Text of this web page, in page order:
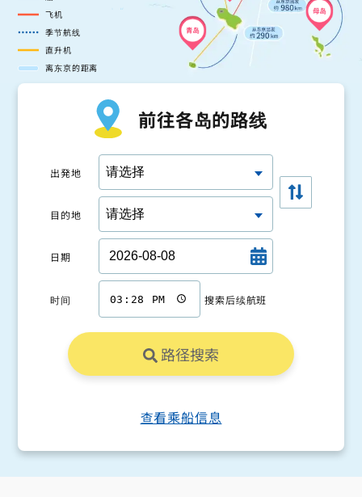
青岛
母岛
前往各岛的路线
出発地
目的地
日期
时间 搜索后续航班
路径搜索
查看乘船信息
飞机
季节航线
直升机
离东京的距离